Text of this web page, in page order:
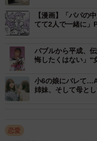
▽安心感が欲しかったか
▽帰る手段がなくなって
した。（50代）
同社によると、中には「
らかの原因があってやめ
が、総じて「仕方なく一
分では見られない」とい
【漫画】「パパの
てて2人で一緒に」
バブルから平成、
悔したくはない」“
小6の娘にバレて
姉妹、そして母と
恋愛